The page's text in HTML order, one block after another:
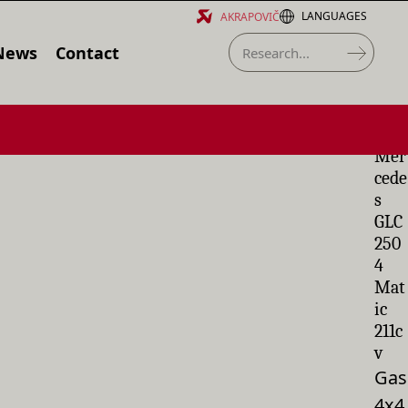
Contact
LANGUAGES
AKRAPOVIČ
Mer
cede
s
GLC
250
4
Mat
ic
211c
v